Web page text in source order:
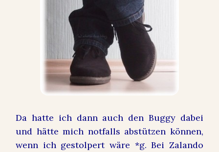
Da hatte ich dann auch den Buggy dabei
und hätte mich notfalls abstützen können,
wenn ich gestolpert wäre *g. Bei Zalando